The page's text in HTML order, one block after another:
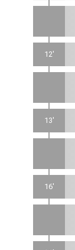
12'
13'
16'